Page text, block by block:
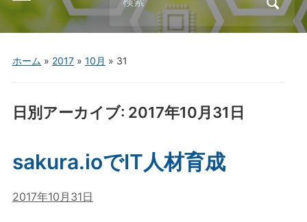
mobile
menu
for:
ホーム » 2017» 10月 » 31
日別アーカイブ: 2017年10月31日
sakura.ioでIT人材育成
2017年10月31日